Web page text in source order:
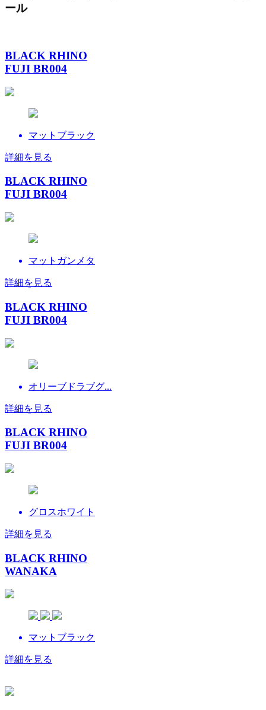
ール
BLACK RHINO
FUJI BR004
マットブラック
詳細を見る
BLACK RHINO
FUJI BR004
マットガンメタ
詳細を見る
BLACK RHINO
FUJI BR004
オリーブドラブグ...
詳細を見る
BLACK RHINO
FUJI BR004
グロスホワイト
詳細を見る
BLACK RHINO
WANAKA
マットブラック
詳細を見る